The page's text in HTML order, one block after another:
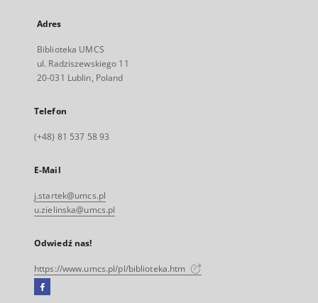
Adres
Biblioteka UMCS
ul. Radziszewskiego 11
20-031 Lublin, Poland
Telefon
(+48) 81 537 58 93
E-Mail
j.startek@umcs.pl
u.zielinska@umcs.pl
Odwiedź nas!
https://www.umcs.pl/pl/biblioteka.htm
Facebook